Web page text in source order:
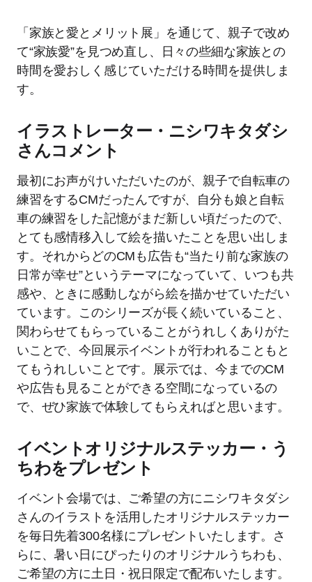
「家族と愛とメリット展」を通じて、親子で改め
て“家族愛”を見つめ直し、日々の些細な家族との
時間を愛おしく感じていただける時間を提供しま
す。
イラストレーター・ニシワキタダシ
さんコメント
最初にお声がけいただいたのが、親子で自転車の
練習をするCMだったんですが、自分も娘と自転
車の練習をした記憶がまだ新しい頃だったので、
とても感情移入して絵を描いたことを思い出しま
す。それからどのCMも広告も“当たり前な家族の
日常が幸せ”というテーマになっていて、いつも共
感や、ときに感動しながら絵を描かせていただい
ています。このシリーズが長く続いていること、
関わらせてもらっていることがうれしくありがた
いことで、今回展示イベントが行われることもと
てもうれしいことです。展示では、今までのCM
や広告も見ることができる空間になっているの
で、ぜひ家族で体験してもらえればと思います。
イベントオリジナルステッカー・う
ちわをプレゼント
イベント会場では、ご希望の方にニシワキタダシ
さんのイラストを活用したオリジナルステッカー
を毎日先着300名様にプレゼントいたします。さ
らに、暑い日にぴったりのオリジナルうちわも、
ご希望の方に土日・祝日限定で配布いたします。